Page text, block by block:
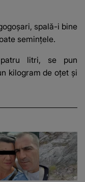
spală-i bine
semințele.
litri, se pun
kilogram de oțet și